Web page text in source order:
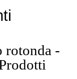
rotonda -